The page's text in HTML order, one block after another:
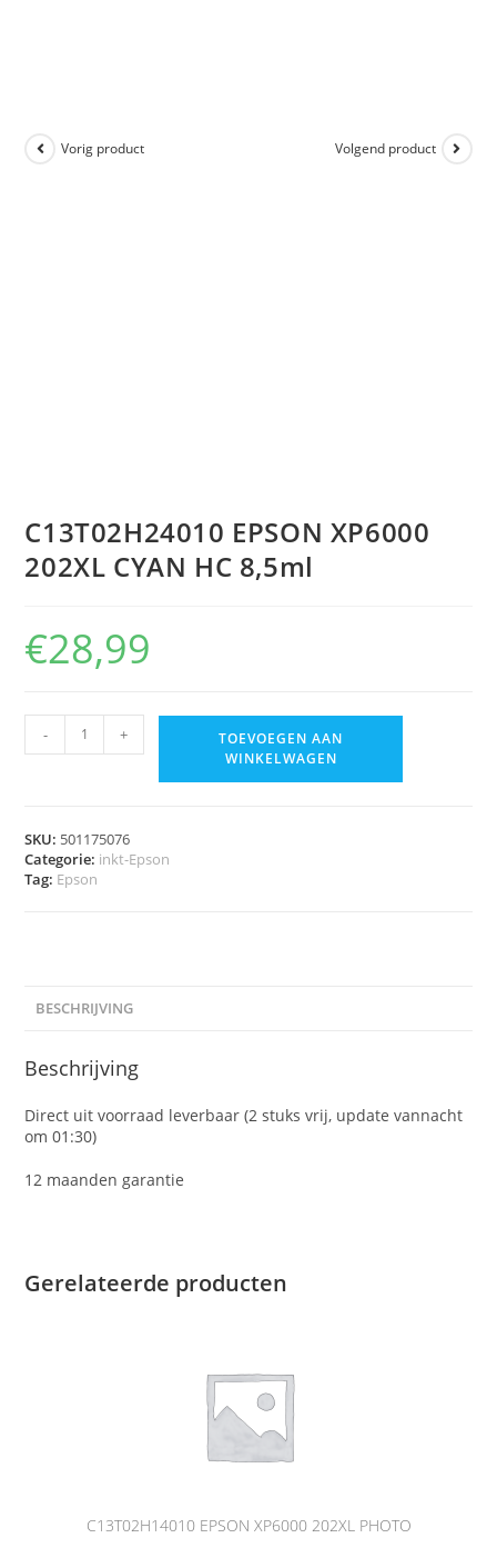
Vorig product Volgend product
C13T02H24010 EPSON XP6000
202XL CYAN HC 8,5ml
€28,99
- +
TOEVOEGEN AAN
WINKELWAGEN
SKU: 501175076
Categorie: inkt-Epson
Tag: Epson
BESCHRIJVING
Beschrijving
Direct uit voorraad leverbaar (2 stuks vrij, update vannacht
om 01:30)
12 maanden garantie
Gerelateerde producten
C13T02H14010 EPSON XP6000 202XL PHOTO